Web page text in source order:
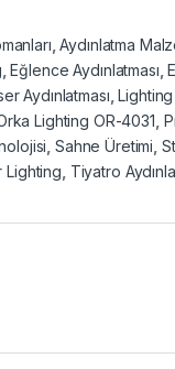
,Aydınlatma
,Eğlence Aydınlatması ,
Aydınlatması ,
Lighting OR-4031
,Sahne Üretimi
Lighting Tiyatro